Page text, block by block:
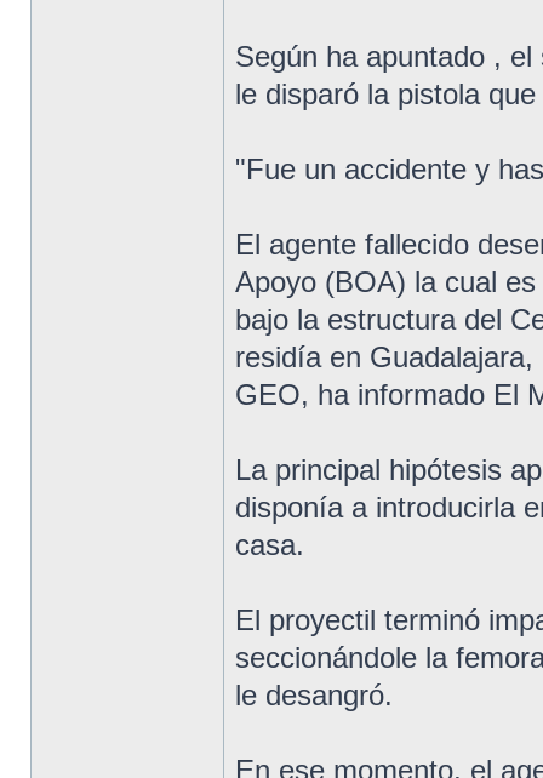
Según ha apuntado ,
le disparó la pistola
"Fue un accidente y
El agente fallecido
Apoyo (BOA) la cual
bajo la estructura del
residía en
GEO, ha informado El
La principal hipótesis
disponía a introducirla
casa.
El proyectil terminó
seccionándole la
le desangró.
En ese momento, el